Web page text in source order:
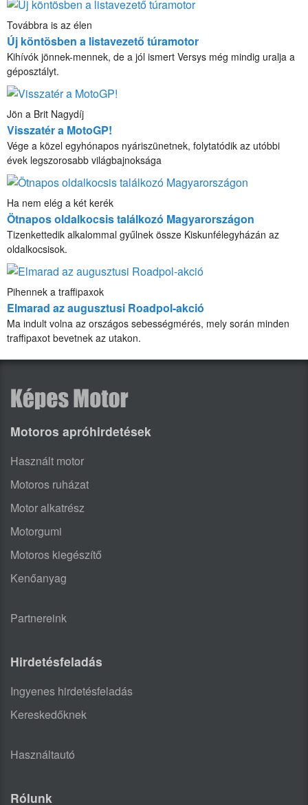
Továbbra is az élen
Új köntösben a listavezető túramotor
Kihívók jönnek-mennek, de a jól ismert Versys még mindig uralja a
géposztályt.
Jön a Brit Nagydíj
Visszatér a MotoGP!
Vége a közel egyhónapos nyáriszünetnek, folytatódik az utóbbi
évek legszorosabb világbajnoksága
Ha nem elég a két kerék
Ötnapos oldalkocsis találkozó Magyarországon
Tizenkettedik alkalommal gyűlnek össze Kiskunfélegyházán az
oldalkocsisok.
Pihennek a traffipaxok
Elmarad az augusztusi Roadpol-akció
Ma indult volna az országos sebességmérés, mely során minden
traffipaxot bevetnek az utakon.
Motoros apróhirdetések
Használt motor
Motoros ruházat
Motor alkatrész
Motorgumi
Motoros kiegészítő
Kenőanyag
Partnereink
Hirdetésfeladás
Ingyenes hirdetésfeladás
Kereskedőknek
Használtautó
Rólunk